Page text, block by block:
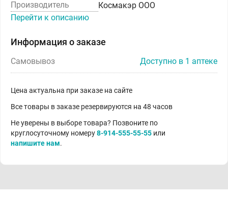
Производитель
Космакэр ООО
Перейти к описанию
Информация о заказе
Самовывоз Доступно в 1 аптеке
Цена актуальна при заказе на сайте
Все товары в заказе резервируются на 48 часов
Не уверены в выборе товара? Позвоните по
круглосуточному номеру8-914-555-55-55 или
напишите нам.